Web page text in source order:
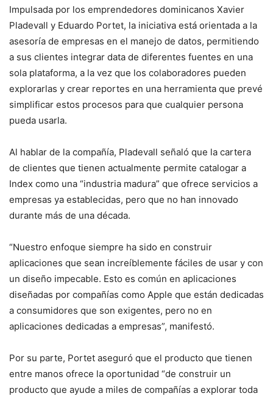
Impulsada por los emprendedores dominicanos Xavier
Pladevall y Eduardo Portet, la iniciativa está orientada a la
asesoría de empresas en el manejo de datos, permitiendo
a sus clientes integrar data de diferentes fuentes en una
sola plataforma, a la vez que los colaboradores pueden
explorarlas y crear reportes en una herramienta que prevé
simplificar estos procesos para que cualquier persona
pueda usarla.
Al hablar de la compañía, Pladevall señaló que la cartera
de clientes que tienen actualmente permite catalogar a
Index como una “industria madura” que ofrece servicios a
empresas ya establecidas, pero que no han innovado
durante más de una década.
“Nuestro enfoque siempre ha sido en construir
aplicaciones que sean increíblemente fáciles de usar y con
un diseño impecable. Esto es común en aplicaciones
diseñadas por compañías como Apple que están dedicadas
a consumidores que son exigentes, pero no en
aplicaciones dedicadas a empresas”, manifestó.
Por su parte, Portet aseguró que el producto que tienen
entre manos ofrece la oportunidad “de construir un
producto que ayude a miles de compañías a explorar toda